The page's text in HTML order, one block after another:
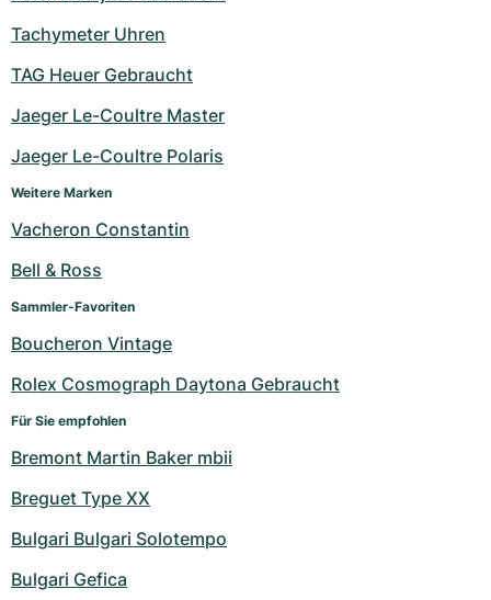
Tachymeter Uhren
TAG Heuer Gebraucht
Jaeger Le-Coultre Master
Jaeger Le-Coultre Polaris
Weitere Marken
Vacheron Constantin
Bell & Ross
Sammler-Favoriten
Boucheron Vintage
Rolex Cosmograph Daytona Gebraucht
Für Sie empfohlen
Bremont Martin Baker mbii
Breguet Type XX
Bulgari Bulgari Solotempo
Bulgari Gefica